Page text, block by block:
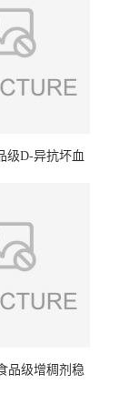
级D-异抗坏血
品级增稠剂稳